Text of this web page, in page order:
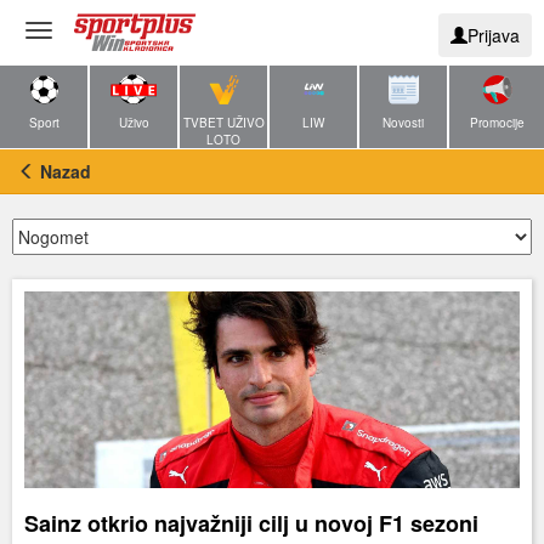
Toggle
navigation
Prijava
Sport Uživo
TVBET UŽIVO
LOTO
LIW Novosti Promocije
Nazad
Sainz otkrio najvažniji cilj u novoj F1 sezoni